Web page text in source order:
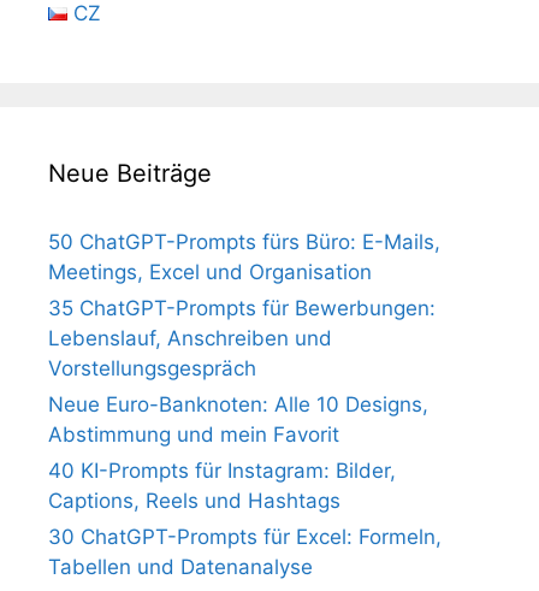
CZ
Neue Beiträge
50 ChatGPT-Prompts fürs Büro: E-Mails,
Meetings, Excel und Organisation
35 ChatGPT-Prompts für Bewerbungen:
Lebenslauf, Anschreiben und
Vorstellungsgespräch
Neue Euro-Banknoten: Alle 10 Designs,
Abstimmung und mein Favorit
40 KI-Prompts für Instagram: Bilder,
Captions, Reels und Hashtags
30 ChatGPT-Prompts für Excel: Formeln,
Tabellen und Datenanalyse